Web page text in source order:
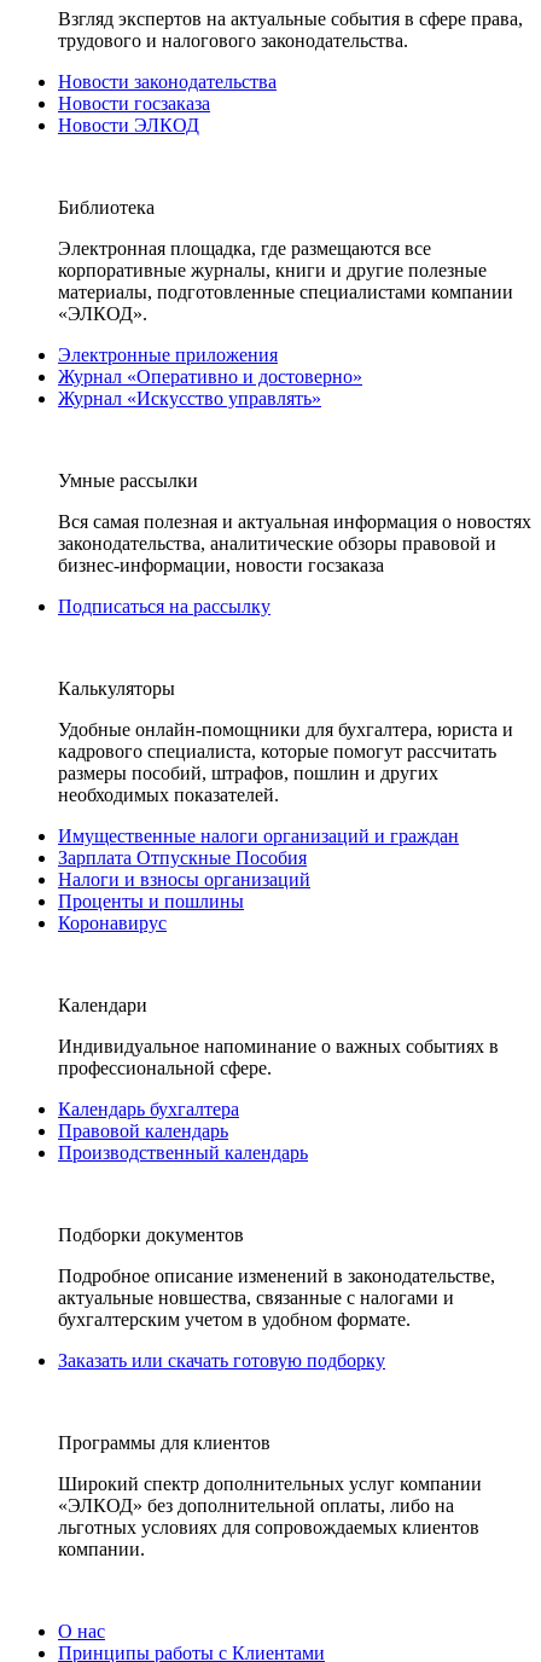
Взгляд экспертов на актуальные события в сфере права,
трудового и налогового законодательства.
Новости законодательства
Новости госзаказа
Новости ЭЛКОД
Библиотека
Электронная площадка, где размещаются все
корпоративные журналы, книги и другие полезные
материалы, подготовленные специалистами компании
«ЭЛКОД».
Электронные приложения
Журнал «Оперативно и достоверно»
Журнал «Искусство управлять»
Умные рассылки
Вся самая полезная и актуальная информация о новостях
законодательства, аналитические обзоры правовой и
бизнес-информации, новости госзаказа
Подписаться на рассылку
Калькуляторы
Удобные онлайн-помощники для бухгалтера, юриста и
кадрового специалиста, которые помогут рассчитать
размеры пособий, штрафов, пошлин и других
необходимых показателей.
Имущественные налоги организаций и граждан
Зарплата Отпускные Пособия
Налоги и взносы организаций
Проценты и пошлины
Коронавирус
Календари
Индивидуальное напоминание о важных событиях в
профессиональной сфере.
Календарь бухгалтера
Правовой календарь
Производственный календарь
Подборки документов
Подробное описание изменений в законодательстве,
актуальные новшества, связанные с налогами и
бухгалтерским учетом в удобном формате.
Заказать или скачать готовую подборку
Программы для клиентов
Широкий спектр дополнительных услуг компании
«ЭЛКОД» без дополнительной оплаты, либо на
льготных условиях для сопровождаемых клиентов
компании.
О нас
Принципы работы с Клиентами